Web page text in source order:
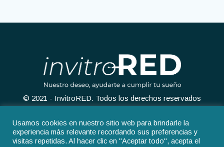
© 2021 - InvitroRED. Todos los derechos reservados
Usamos cookies en nuestro sitio web para brindarle la
experiencia más relevante recordando sus preferencias y
visitas repetidas. Al hacer clic en "Aceptar todo", acepta el